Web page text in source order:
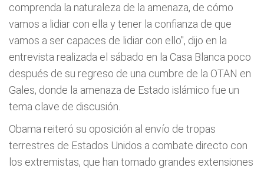
comprenda la naturaleza de la amenaza, de cómo
vamos a lidiar con ella y tener la confianza de que
vamos a ser capaces de lidiar con ello", dijo en la
entrevista realizada el sábado en la Casa Blanca poco
después de su regreso de una cumbre de la OTAN en
Gales, donde la amenaza de Estado islámico fue un
tema clave de discusión.
Obama reiteró su oposición al envío de tropas
terrestres de Estados Unidos a combate directo con
los extremistas, que han tomado grandes extensiones